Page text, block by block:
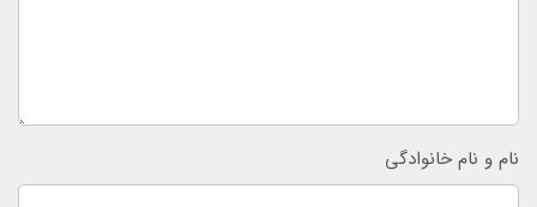
نام و نام خانوادگی